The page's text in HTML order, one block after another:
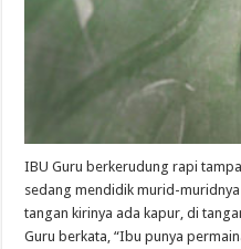
IBU Guru berkerudung rapi
sedang mendidik murid-
tangan kirinya ada kapur, di
Guru berkata, “Ibu punya